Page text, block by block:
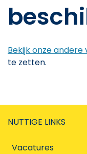
Bekijk onze
te zetten.
NUTTIGE LINKS
Vacatures